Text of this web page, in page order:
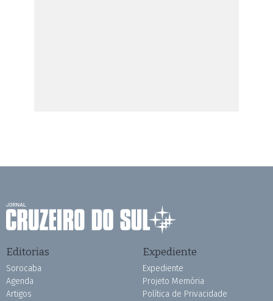
Editorias
Sorocaba
Agenda
Artigos
Expediente
Expediente
Projeto Memória
Política de Privacidade